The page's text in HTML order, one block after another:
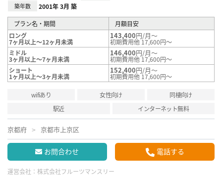
築年数 2001年 3月 築
プラン名・期間
月額目安
ロング
7ヶ月以上～12ヶ月未満
143,400円/月～
初期費用他 17,600円～
ミドル
3ヶ月以上～7ヶ月未満
146,400円/月～
初期費用他 17,600円～
ショート
1ヶ月以上～3ヶ月未満
152,400円/月～
初期費用他 17,600円～
wifiあり 女性向け
同棲向け
駅近
インターネット無料
京都府 京都市上京区
お問合わせ 電話する
運営会社： 株式会社フルーツマンスリー